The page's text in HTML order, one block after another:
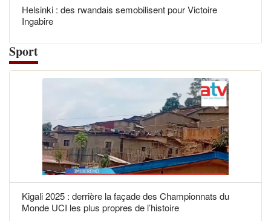
Helsinki : des rwandais semobilisent pour Victoire
Ingabire
Sport
Kigali 2025 : derrière la façade des Championnats du
Monde UCI les plus propres de l’histoire